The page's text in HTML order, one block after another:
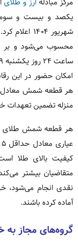
شهریور
محسوب می‌شود و بر
امکان حضور در این
هر قطعه شمش معادل
منزله تضمین تعهدات
هر قطعه شمش طلای
کیفیت بالای طلا
متقاضیان بیشتر
نقدی انجام می‌شود،
آماده کرده باشند.
گروه‌های مجاز